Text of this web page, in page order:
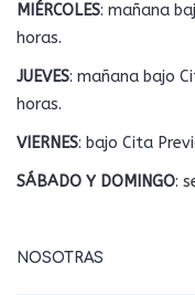
MIÉRCOLES: mañana
horas.
JUEVES: mañana bajo
horas.
VIERNES: bajo Cita
SÁBADO Y DOMINGO:
NOSOTRAS